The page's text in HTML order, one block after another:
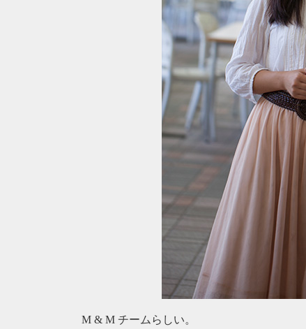
M & M チームらしい。